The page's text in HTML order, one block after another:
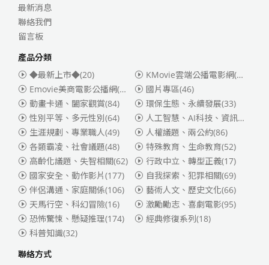
最新消息
聯絡我們
留言板
產品分類
◆最新上市◆(20)
KMovie雲端公播電影網(迪士尼、福斯、索尼)
Emovie美商電影公播網(華納)
(186)
國片專區(46)
動畫卡通、闔家觀賞(84) 環保生態、永續發展(33)
性別平等、多元性別(64) 人工智慧、AI科技、資訊安全
生涯規劃、專業職人(49) 人權議題、兩公約(86)
各類霸凌、社會議題(48) 特殊教育、生命教育(52)
高齡化議題、失智相關(62) 行政中立、轉型正義(17)
國家安全、動作影片(177) 自我探索、犯罪相關(69)
伴侶溝通、家庭關係(106) 藝術人文、歷史文化(66)
天馬行空、科幻冒險(16) 激勵勵志、喜劇電影(95)
恐怖驚悚、懸疑推理(174) 經典修復系列(18)
科普知識(32)
聯絡方式